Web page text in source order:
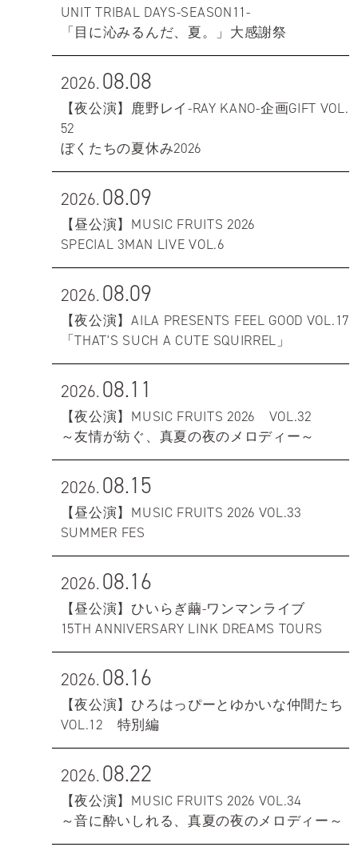
UNIT TRIBAL DAYS-SEASON11-
「目に沁みるんだ、夏。」大感謝祭
2026.08.08
【夜公演】鹿野レイ-RAY KANO-企画GIFT VOL.
52
ぼくたちの夏休み2026
2026.08.09
【昼公演】MUSIC FRUITS 2026
SPECIAL 3MAN LIVE VOL.6
2026.08.09
【夜公演】AILA PRESENTS FEEL GOOD VOL.17
「THAT'S SUCH A CUTE SQUIRREL」
2026.08.11
【夜公演】MUSIC FRUITS 2026 VOL.32
～友情が紡ぐ、真夏の夜のメロディー～
2026.08.15
【昼公演】MUSIC FRUITS 2026 VOL.33
SUMMER FES
2026.08.16
【昼公演】ひいらぎ繭-ワンマンライブ
15TH ANNIVERSARY LINK DREAMS TOURS
2026.08.16
【夜公演】ひろはっぴーとゆかいな仲間たち
VOL.12 特別編
2026.08.22
【夜公演】MUSIC FRUITS 2026 VOL.34
～音に酔いしれる、真夏の夜のメロディー～